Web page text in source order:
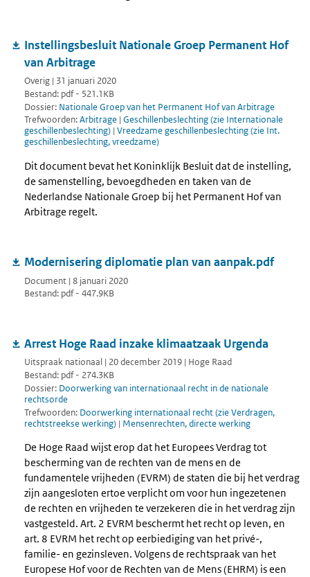
Instellingsbesluit Nationale Groep Permanent Hof
van Arbitrage
Overig | 31 januari 2020
Bestand: pdf - 521.1KB
Dossier: Nationale Groep van het Permanent Hof van Arbitrage
Trefwoorden:Arbitrage | Geschillenbeslechting (zie Internationale
geschillenbeslechting) | Vreedzame geschillenbeslechting (zie Int.
geschillenbeslechting, vreedzame)
Dit document bevat het Koninklijk Besluit dat de instelling,
de samenstelling, bevoegdheden en taken van de
Nederlandse Nationale Groep bij het Permanent Hof van
Arbitrage regelt.
Modernisering diplomatie plan van aanpak.pdf
Document | 8 januari 2020
Bestand: pdf - 447.9KB
Arrest Hoge Raad inzake klimaatzaak Urgenda
Uitspraak nationaal | 20 december 2019 | Hoge Raad
Bestand: pdf - 274.3KB
Dossier: Doorwerking van internationaal recht in de nationale
rechtsorde
Trefwoorden: Doorwerking internationaal recht (zie Verdragen,
rechtstreekse werking) | Mensenrechten, directe werking
De Hoge Raad wijst erop dat het Europees Verdrag tot
bescherming van de rechten van de mens en de
fundamentele vrijheden (EVRM) de staten die bij het verdrag
zijn aangesloten ertoe verplicht om voor hun ingezetenen
de rechten en vrijheden te verzekeren die in het verdrag zijn
vastgesteld. Art. 2 EVRM beschermt het recht op leven, en
art. 8 EVRM het recht op eerbiediging van het privé-,
familie- en gezinsleven. Volgens de rechtspraak van het
Europese Hof voor de Rechten van de Mens (EHRM) is een